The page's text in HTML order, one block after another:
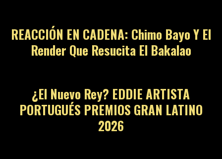
REACCIÓN EN CADENA: Chimo Bayo Y El
Render Que Resucita El Bakalao
¿El Nuevo Rey? EDDIE ARTISTA
PORTUGUÉS PREMIOS GRAN LATINO
2026